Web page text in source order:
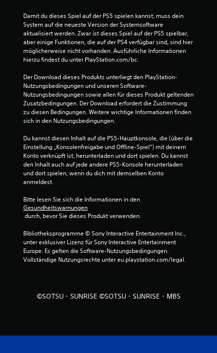
8
9
e
w
e
r
t
u
Damit du dieses Spiel auf der PS5 spielen kannst, muss dein
System auf die neueste Version der Systemsoftware
aktualisiert werden. Zwar ist dieses Spiel auf der PS5 spielbar,
aber einige Funktionen, die auf der PS4 verfügbar sind, sind hier
möglicherweise nicht vorhanden. Ausführliche Informationen
hierzu findest du unter PlayStation.com/bc.
Der Download dieses Produkts unterliegt den PlayStation-
Nutzungsbedingungen und unseren Software-
Nutzungsbedingungen sowie allen für dieses Produkt geltenden
Zusatzbedingungen. Der Download erfordert die Zustimmung
zu diesen Bedingungen. Weitere wichtige Informationen finden
sich in den Nutzungsbedingungen.
Du kannst diesen Inhalt auf die PS5-Hauptkonsole, die (über die
Einstellung „Konsolenfreigabe und Offline-Spiel“) mit deinem
Konto verknüpft ist, herunterladen und dort spielen. Du kannst
den Inhalt auch auf jede andere PS5-Konsole herunterladen
und dort spielen, wenn du dich mit demselben Konto
anmeldest.
Bitte lesen Sie sich die Informationen in den
Gesundheitswarnungen
durch, bevor Sie dieses Produkt verwenden.
Bibliotheksprogramme © Sony Interactive Entertainment Inc.,
unter exklusiver Lizenz für Sony Interactive Entertainment
Europe. Es gelten die Software-Nutzungsbedingungen.
Vollständige Nutzungsrechte unter eu.playstation.com/legal.
©SOTSU・SUNRISE ©SOTSU・SUNRISE・MBS